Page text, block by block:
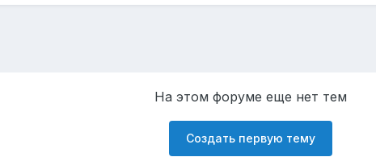
На этом форуме еще нет тем
Создать первую тему